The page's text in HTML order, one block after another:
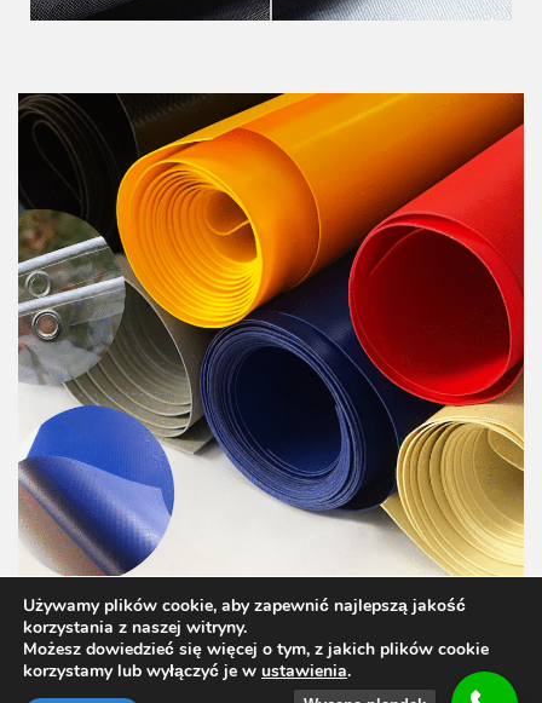
Używamy plików cookie, aby zapewnić najlepszą jakość
korzystania z naszej witryny.
Możesz dowiedzieć się więcej o tym, z jakich plików cookie
korzystamy lub wyłączyć je w ustawienia.